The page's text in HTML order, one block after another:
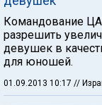
Командование
разрешить
девушек в
для юношей.
01.09.2013 10:17 //